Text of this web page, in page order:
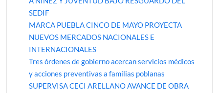
SEDIF
MARCA PUEBLA CINCO DE MAYO PROYECTA
NUEVOS MERCADOS NACIONALES E
INTERNACIONALES
Tres órdenes de gobierno acercan servicios médicos
y acciones preventivas a familias poblanas
SUPERVISA CECI ARELLANO AVANCE DE OBRA